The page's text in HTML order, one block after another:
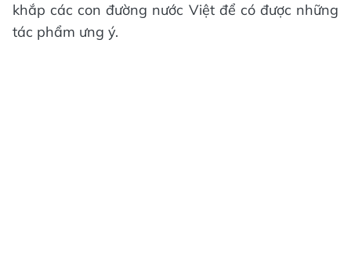
khắp các con đường nước Việt để có được những
tác phẩm ưng ý.